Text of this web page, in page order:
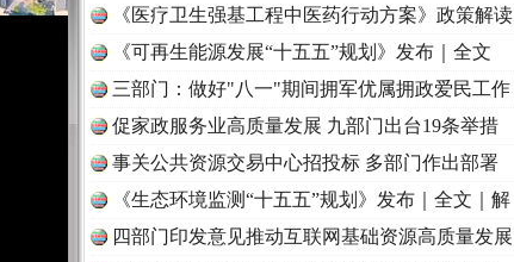
《医疗卫生强基工程中医药行动方案》政策解读
《可再生能源发展“十五五”规划》发布｜全文
三部门：做好"八一"期间拥军优属拥政爱民工作
促家政服务业高质量发展 九部门出台19条举措
事关公共资源交易中心招投标 多部门作出部署
《生态环境监测“十五五”规划》发布｜全文｜解
读
四部门印发意见推动互联网基础资源高质量发展